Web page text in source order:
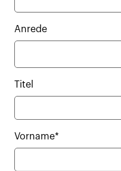
Anrede
Titel
Vorname*